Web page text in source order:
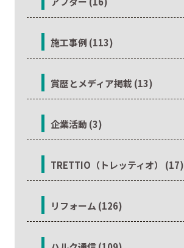
施工事例 (113)
賞歴とメディア掲載 (13)
企業活動 (3)
TRETTIO（トレッティオ） (17)
リフォーム (126)